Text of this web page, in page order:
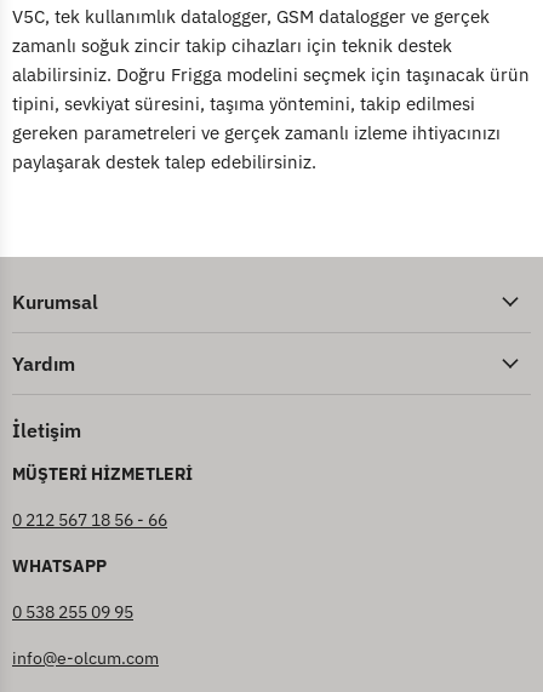
V5C, tek kullanımlık datalogger, GSM datalogger ve gerçek
zamanlı soğuk zincir takip cihazları için teknik destek
alabilirsiniz. Doğru Frigga modelini seçmek için taşınacak ürün
tipini, sevkiyat süresini, taşıma yöntemini, takip edilmesi
gereken parametreleri ve gerçek zamanlı izleme ihtiyacınızı
paylaşarak destek talep edebilirsiniz.
Kurumsal
Yardım
İletişim
MÜŞTERİ HİZMETLERİ
0 212 567 18 56 - 66
WHATSAPP
0 538 255 09 95
info@e-olcum.com